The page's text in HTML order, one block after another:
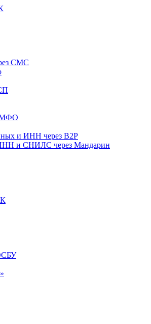
СМС
МФО
и ИНН через B2P
и СНИЛС через Мандарин